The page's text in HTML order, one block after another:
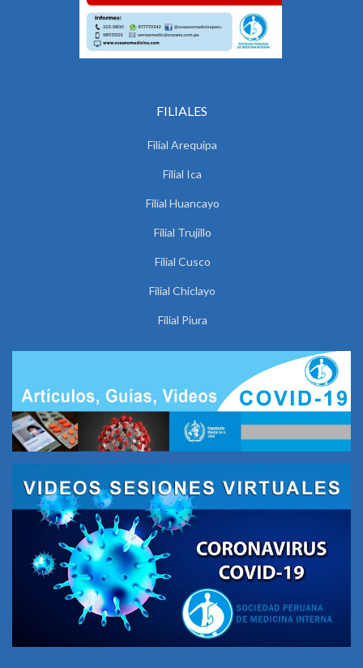
FILIALES
Filial Arequipa
Filial Ica
Filial Huancayo
Filial Trujillo
Filial Cusco
Filial Chiclayo
Filial Piura